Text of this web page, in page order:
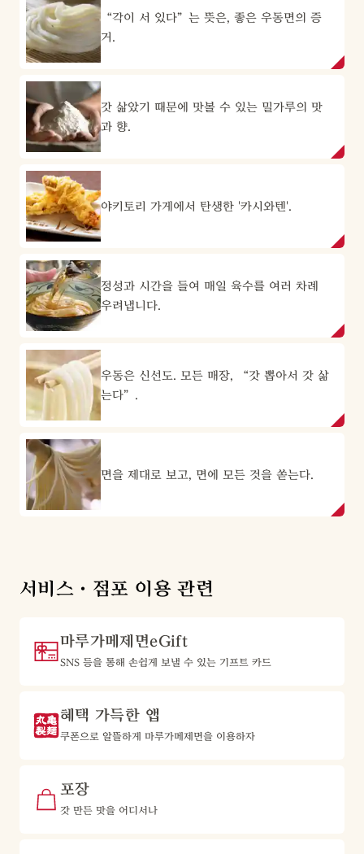
“각이 서 있다”는 뜻은, 좋은 우동면의 증
거.
갓 삶았기 때문에 맛볼 수 있는 밀가루의 맛
과 향.
야키토리 가게에서 탄생한 '카시와텐'.
정성과 시간을 들여 매일 육수를 여러 차례
우려냅니다.
우동은 신선도. 모든 매장, “갓 뽑아서 갓 삶
는다”.
면을 제대로 보고, 면에 모든 것을 쏟는다.
서비스·점포 이용 관련
마루가메제면eGift
SNS 등을 통해 손쉽게 보낼 수 있는 기프트 카드
혜택 가득한 앱
쿠폰으로 알뜰하게 마루가메제면을 이용하자
포장
갓 만든 맛을 어디서나